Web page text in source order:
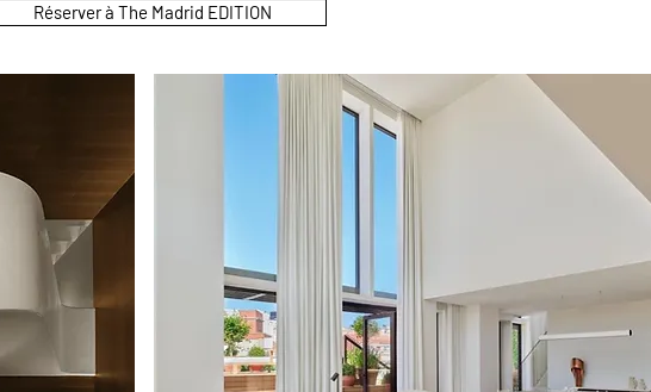
Réserver à The Madrid EDITION